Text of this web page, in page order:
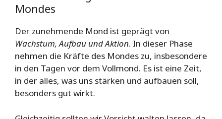
Mondes
Der zunehmende Mond ist geprägt von
Wachstum, Aufbau und Aktion. In dieser Phase
nehmen die Kräfte des Mondes zu, insbesondere
in den Tagen vor dem Vollmond. Es ist eine Zeit,
in der alles, was uns stärken und aufbauen soll,
besonders gut wirkt.